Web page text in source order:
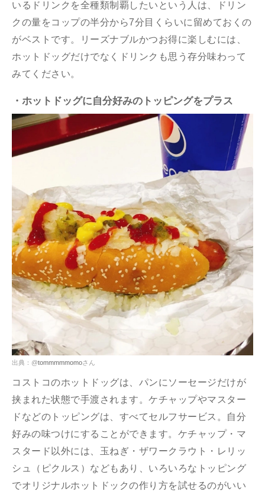
いるドリンクを全種類制覇したいという人は、ドリン
クの量をコップの半分から7分目くらいに留めておくの
がベストです。リーズナブルかつお得に楽しむには、
ホットドッグだけでなくドリンクも思う存分味わって
みてください。
・ホットドッグに自分好みのトッピングをプラス
出典：@tommmmmomoさん
コストコのホットドッグは、パンにソーセージだけが
挟まれた状態で手渡されます。ケチャップやマスター
ドなどのトッピングは、すべてセルフサービス。自分
好みの味つけにすることができます。ケチャップ・マ
スタード以外には、玉ねぎ・ザワークラウト・レリッ
シュ（ピクルス）などもあり、いろいろなトッピング
でオリジナルホットドックの作り方を試せるのがいい